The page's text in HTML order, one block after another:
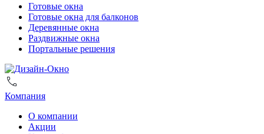
Готовые окна
Готовые окна для балконов
Деревянные окна
Раздвижные окна
Портальные решения
Компания
О компании
Акции